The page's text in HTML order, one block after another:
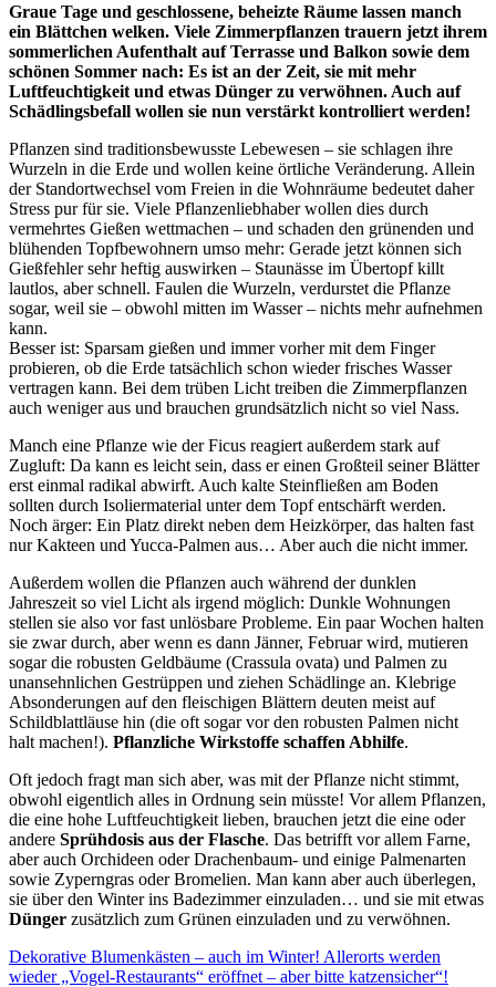
Graue Tage und geschlossene, beheizte Räume lassen manch
ein Blättchen welken. Viele Zimmerpflanzen trauern jetzt ihrem
sommerlichen Aufenthalt auf Terrasse und Balkon sowie dem
schönen Sommer nach: Es ist an der Zeit, sie mit mehr
Luftfeuchtigkeit und etwas Dünger zu verwöhnen. Auch auf
Schädlingsbefall wollen sie nun verstärkt kontrolliert werden!
Pflanzen sind traditionsbewusste Lebewesen – sie schlagen ihre
Wurzeln in die Erde und wollen keine örtliche Veränderung. Allein
der Standortwechsel vom Freien in die Wohnräume bedeutet daher
Stress pur für sie. Viele Pflanzenliebhaber wollen dies durch
vermehrtes Gießen wettmachen – und schaden den grünenden und
blühenden Topfbewohnern umso mehr: Gerade jetzt können sich
Gießfehler sehr heftig auswirken – Staunässe im Übertopf killt
lautlos, aber schnell. Faulen die Wurzeln, verdurstet die Pflanze
sogar, weil sie – obwohl mitten im Wasser – nichts mehr aufnehmen
kann.
Besser ist: Sparsam gießen und immer vorher mit dem Finger
probieren, ob die Erde tatsächlich schon wieder frisches Wasser
vertragen kann. Bei dem trüben Licht treiben die Zimmerpflanzen
auch weniger aus und brauchen grundsätzlich nicht so viel Nass.
Manch eine Pflanze wie der Ficus reagiert außerdem stark auf
Zugluft: Da kann es leicht sein, dass er einen Großteil seiner Blätter
erst einmal radikal abwirft. Auch kalte Steinfließen am Boden
sollten durch Isoliermaterial unter dem Topf entschärft werden.
Noch ärger: Ein Platz direkt neben dem Heizkörper, das halten fast
nur Kakteen und Yucca-Palmen aus… Aber auch die nicht immer.
Außerdem wollen die Pflanzen auch während der dunklen
Jahreszeit so viel Licht als irgend möglich: Dunkle Wohnungen
stellen sie also vor fast unlösbare Probleme. Ein paar Wochen halten
sie zwar durch, aber wenn es dann Jänner, Februar wird, mutieren
sogar die robusten Geldbäume (Crassula ovata) und Palmen zu
unansehnlichen Gestrüppen und ziehen Schädlinge an. Klebrige
Absonderungen auf den fleischigen Blättern deuten meist auf
Schildblattläuse hin (die oft sogar vor den robusten Palmen nicht
halt machen!). Pflanzliche Wirkstoffe schaffen Abhilfe.
Oft jedoch fragt man sich aber, was mit der Pflanze nicht stimmt,
obwohl eigentlich alles in Ordnung sein müsste! Vor allem Pflanzen,
die eine hohe Luftfeuchtigkeit lieben, brauchen jetzt die eine oder
andere Sprühdosis aus der Flasche. Das betrifft vor allem Farne,
aber auch Orchideen oder Drachenbaum- und einige Palmenarten
sowie Zyperngras oder Bromelien. Man kann aber auch überlegen,
sie über den Winter ins Badezimmer einzuladen… und sie mit etwas
Dünger zusätzlich zum Grünen einzuladen und zu verwöhnen.
Dekorative Blumenkästen – auch im Winter! Allerorts werden
wieder „Vogel-Restaurants“ eröffnet – aber bitte katzensicher“!